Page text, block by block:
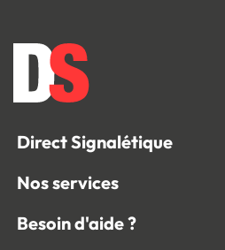
Direct Signalétique
Nos services
Besoin d'aide ?